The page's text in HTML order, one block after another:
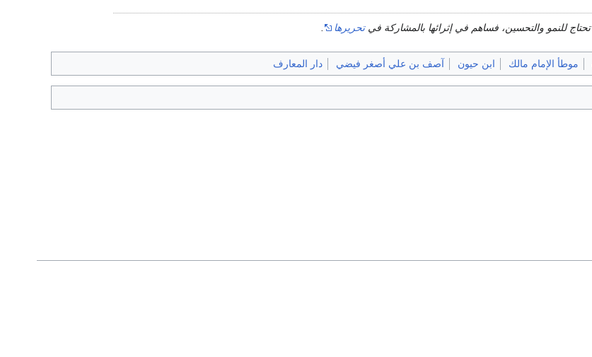
تحتاج للنمو والتحسين، فساهم في إثرائها بالمشاركة فيتحريرها
موطأ الإمام مالك ابن حيون آصف بن علي أصغر فیضي دار المعارف